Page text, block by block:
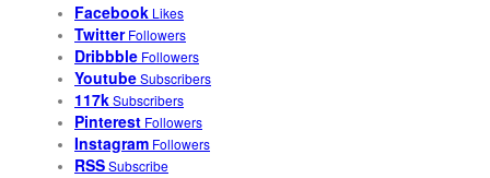
Facebook Likes
Twitter Followers
Dribbble Followers
YoutubeSubscribers
117kSubscribers
Pinterest Followers
Instagram Followers
RSSSubscribe